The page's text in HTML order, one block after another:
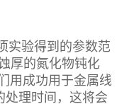
实验得到的参数范
厚的氮化物钝化
用成功用于金属线
处理时间，这将会